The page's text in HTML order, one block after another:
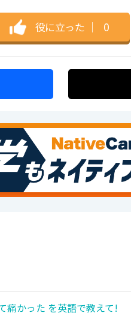
役に立った ｜ 0
痛かった を英語で教えて!